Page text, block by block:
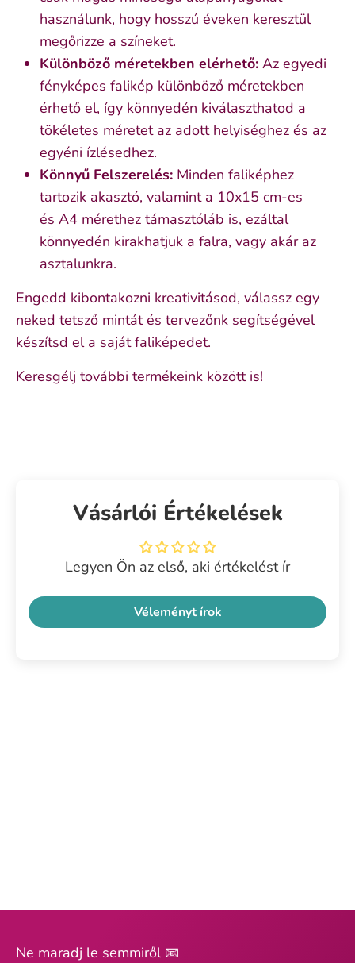
használunk, hogy hosszú éveken keresztül
megőrizze a színeket.
Különböző méretekben elérhető: Az egyedi
fényképes falikép különböző méretekben
érhető el, így könnyedén kiválaszthatod a
tökéletes méretet az adott helyiséghez és az
egyéni ízlésedhez.
Könnyű Felszerelés: Minden faliképhez
tartozik akasztó, valamint a 10x15 cm-es
és A4 mérethez támasztóláb is, ezáltal
könnyedén kirakhatjuk a falra, vagy akár az
asztalunkra.
Engedd kibontakozni kreativitásod, válassz egy
neked tetsző mintát és tervezőnk segítségével
készítsd el a saját faliképedet.
Keresgélj további termékeink között is!
Vásárlói Értékelések
Legyen Ön az első, aki értékelést ír
Véleményt írok
Ne maradj le semmiről 📧